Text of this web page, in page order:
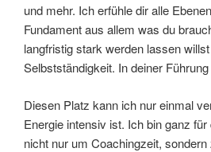
und mehr. Ich erfühle dir alle
Fundament aus allem was du
langfristig stark werden lassen
Selbstständigkeit. In deiner Führung
Diesen Platz kann ich nur einmal
Energie intensiv ist. Ich bin ganz
nicht nur um Coachingzeit,